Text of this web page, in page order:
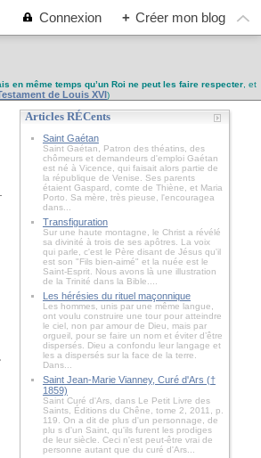
Connexion + Créer mon blog
en même temps qu’un Roi ne peut les faire respecter, et
de Louis XVI)
Articles RÉCents
Saint Gaétan
Saint Gaétan, Patron des théatins, des
chômeurs et demandeurs d'emploi Gaétan
est né à Vicence, qui faisait alors partie de
la république de Venise. Ses parents
étaient Gaspard, comte de Thiène, et Maria
Porto. Sa mère, très pieuse, l'encouragea
dans...
Transfiguration
Sur une haute montagne, le Christ a révélé
sa divinité à trois de ses apôtres. La voix
qui parle, c'est le Père disant de Jésus qu'il
est son "Fils bien-aimé" et la nuée est le
Saint-Esprit. Nous avons là une illustration
de la Trinité dans la Bible....
Les hérésies du rituel maçonnique
Les hommes, unis par une même langue,
ont voulu construire une tour pour atteindre
le ciel, non par amour de Dieu, mais par
orgueil, pour se faire un nom et éviter d’être
dispersés. Dieu a confondu leur langage et
les a dispersés sur la face de la terre.
Dans...
Saint Jean-Marie Vianney, Curé d'Ars (†
1859)
Saint Curé d'Ars, dans Le Petit Livre des
Saints, Éditions du Chêne, tome 2, 2011, p.
119. On a dit de plus d'un personnage, de
plu s d'un Saint, qu'ils furent les prodiges
de leur siècle. Ceci n'est peut-être vrai de
personne autant que du curé d'Ars...